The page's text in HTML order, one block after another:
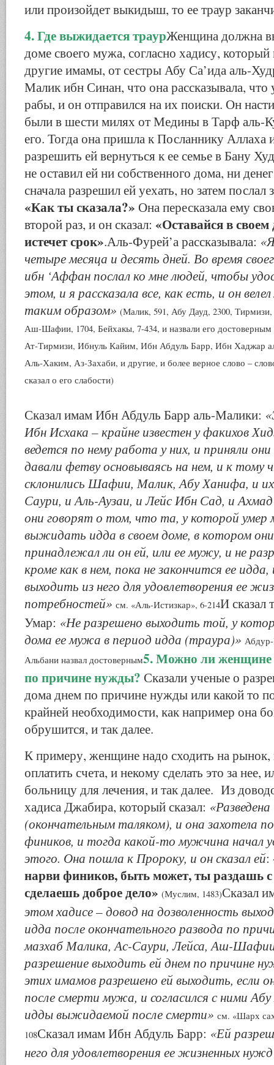
или произойдет выкидыш, то ее траур
4. Где выжидается траурЖенщина должна
доме своего мужа, согласно хадису,
другие имамы, от сестры Абу Са’ида аль-
Малик ибн Синан, что она рассказывала,
рабы, и он отправился на их поиски. Он
были в шести милях от Медины в Тарф аль-
его. Тогда она пришла к Посланнику Аллаха
разрешить ей вернуться к ее семье в Бану
не оставил ей ни собственного дома, ни
сначала разрешил ей уехать, но затем послал
«Как ты сказала?» Она пересказала ему
второй раз, и он сказал: «Оставайся в
истечет срок».Аль-Фурей’а рассказывала:
четыре месяца и десять дней. Во время
ибн ‘Аффан послал ко мне людей, чтобы
этом, и я рассказала все, как есть, и он
таким образом» (Малик, 591, Абу Дауд, 2300,
Аш-Шафии, 1704, Бейхакы, 7-434, и назвали его
Ат-Тирмизи, Ибнуль Кайим, Ибн Абдуль Барр, Ибн Хаджар
Аль-Хаким, Аз-Захаби, и другие, и более верное слово –
сказал о его слабости)
Сказал имам Ибн Абдуль Барр аль-Малики:
Ибн Исхака – крайне известен у факихов
ведется по нему работа у них, и приняли
давали фетву основываясь на нем, и к тому
склонились Шафии, Малик, Абу Ханифа, и
Саури, и Аль-Аузаи, и Лейс Ибн Сад, и
они говорят о том, что та, у которой
выжидать идда в своем доме, в котором
принадлежал ли он ей, или ее мужу, и не
кроме как в нем, пока не закончится ее
выходить из него для удовлетворения ее
потребностей» см. «Аль-Истизкар», 6-214И сказал
Умар: «Не разрешено выходить той, у
дома ее мужа в период идда (траура)» Абдур-
Альбани назвал достоверным5. Можно ли женщине
по причине нужды? Сказали ученые о
дома днем по причине нужды или какой то
крайней необходимости, как например она
обрушится, и так далее.
К примеру, женщине надо сходить на рынок,
оплатить счета, и некому сделать это за нее,
больницу для лечения, и так далее. Из
хадиса Джабира, который сказал:
(окончательным таляком), и она захотела
фиников, и тогда какой-то мужчина начал
этого. Она пошла к Пророку, и он сказал ей:
нарви фиников, быть может, ты раздашь
сделаешь доброе дело» (Муслим, 1483)Сказал
этом хадисе – довод на дозволенность
идда после окончательного развода по
мазхаб Малика, Ас-Саури, Лейса, Аш-
разрешение выходить ей днем по причине
этих имамов разрешено ей выходить, если
после смерти мужа, и согласился с ними
идды выжидаемой после смерти» см. «Шарх
108Сказал имам Ибн Абдуль Барр: «Ей
него для удовлетворения ее жизненных